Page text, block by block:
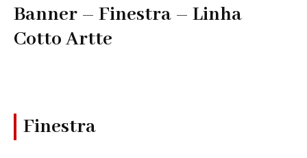
Banner – Finestra – Linha
Cotto Artte
Finestra